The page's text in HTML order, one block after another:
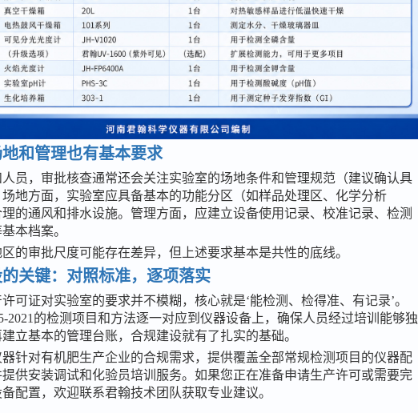
和管理也有基本要求
员，审批核查通常还会关注实验室的场地条件和管理规范（建议确认具
地方面，实验室应具备基本的功能分区（如样品处理区、化学分析
的通风和排水设施。管理方面，应建立设备使用记录、校准记录、检测
本档案。
的审批尺度可能存在差异，但上述要求基本是共性的底线。
关键：对照标准，逐项落实
可证对实验室的要求并不模糊，核心就是‘能检测、检得准、有记录’。
2021的检测项目和方法逐一对应到仪器设备上，确保人员经过培训能够独
立基本的管理台账，合规建设就有了扎实的基础。
针对有机肥生产企业的合规需求，提供覆盖全部常规检测项目的仪器配
供安装调试和化验员培训服务。如果您正在准备申请生产许可或需要完
配置，欢迎联系君翰技术团队获取专业建议。